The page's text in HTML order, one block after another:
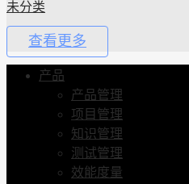
未分类
查看更多
产品
产品管理
项目管理
知识管理
测试管理
效能度量